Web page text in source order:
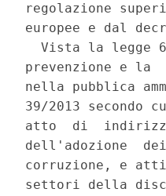
regolazione
europee e dal
Vista la legge
prevenzione e
nella pubblica
39/2013 secondo
atto  di
dell'adozione
corruzione, e
settori della